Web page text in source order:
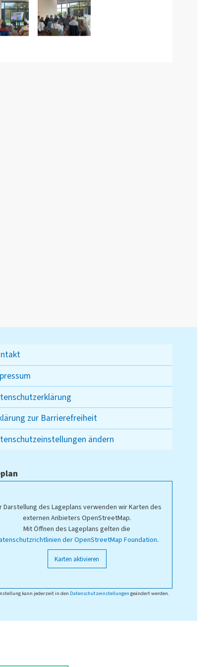
zur Barrierefreiheit
ändern
Darstellung des Lageplans verwenden wir Karten des
externen Anbieters OpenStreetMap.
Mit Öffnen des Lageplans gelten die
der OpenStreetMap Foundation.
Karten aktivieren
kann jederzeit in den Datenschutzeinstellungen geändert werden.